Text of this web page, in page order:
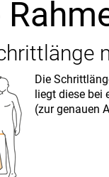
Die
liegt diese bei
(zur genauen